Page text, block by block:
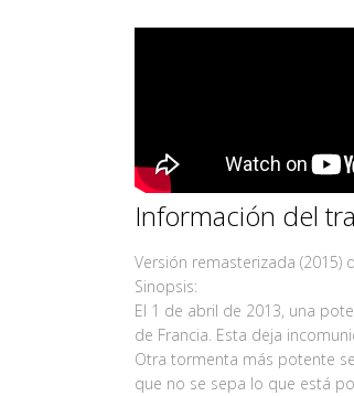
Información del
Versión remasterizada (2015)
Sinopsis:
El 1 de abril de 2013, una
de Francia. Esta deja
Otra tormenta más potente
que no se sepa lo que está